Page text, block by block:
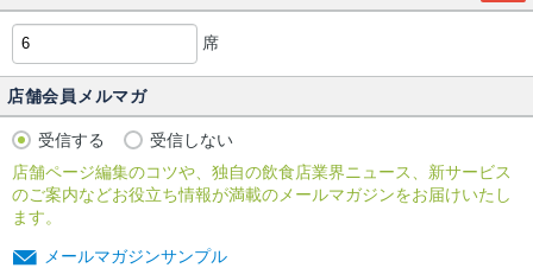
席
店舗会員メルマガ
受信する
受信しない
店舗ページ編集のコツや、独自の飲食店業界ニュース、新サービス
のご案内などお役立ち情報が満載のメールマガジンをお届けいたし
ます。
メールマガジンサンプル